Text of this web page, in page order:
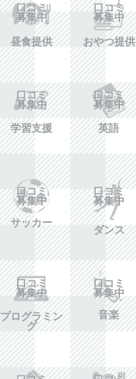
口コミ
募集中
昼食提供
口コミ
募集中
おやつ提供
口コミ
募集中
学習支援
口コミ
募集中
英語
口コミ
募集中
サッカー
口コミ
募集中
ダンス
口コミ
募集中
プログラミン
グ
口コミ
募集中
音楽